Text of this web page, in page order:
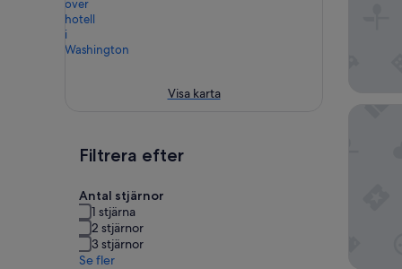
Visa karta
Filtrera efter
Antal stjärnor
1 stjärna
2 stjärnor
3 stjärnor
Se fler